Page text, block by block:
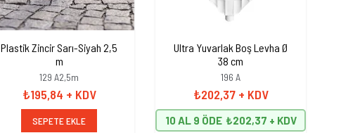
Plastik Zincir Sarı-Siyah 2,5
m
129 A2,5m
₺195,84 + KDV
SEPETE EKLE
Ultra Yuvarlak Boş Levha Ø
38 cm
196 A
₺202,37 + KDV
10 AL 9 ÖDE ₺202,37